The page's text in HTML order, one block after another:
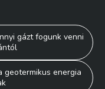
gázt fogunk venni
geotermikus energia